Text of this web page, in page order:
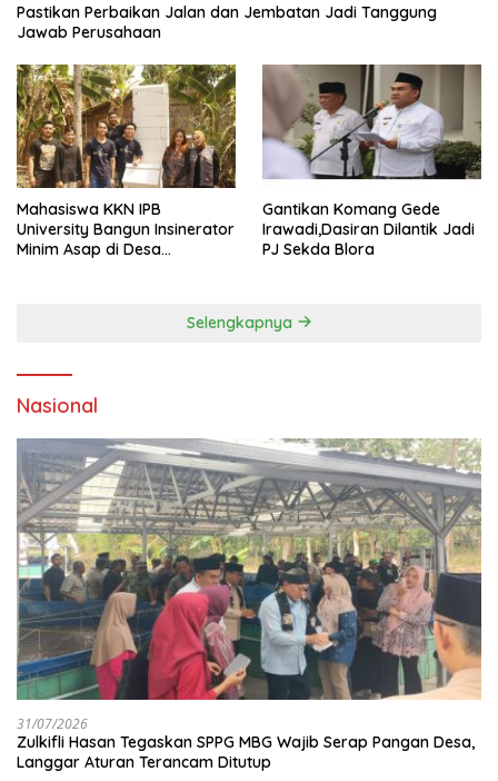
Pastikan Perbaikan Jalan dan Jembatan Jadi Tanggung
Jawab Perusahaan
Mahasiswa KKN IPB
University Bangun Insinerator
Minim Asap di Desa
Gantikan Komang Gede
Irawadi,Dasiran Dilantik Jadi
PJ Sekda Blora
Selengkapnya
Nasional
31/07/2026
Zulkifli Hasan Tegaskan SPPG MBG Wajib Serap Pangan Desa,
Langgar Aturan Terancam Ditutup